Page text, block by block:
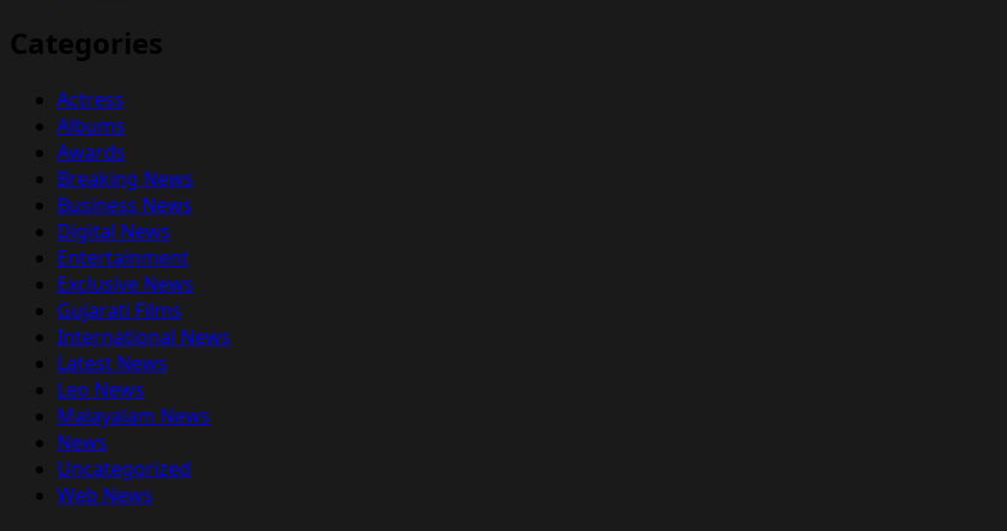
Categories
Actress
Albums
Awards
Breaking News
Business News
Digital News
Entertainment
Exclusive News
Gujarati Films
International News
Latest News
Leo News
Malayalam News
News
Uncategorized
Web News